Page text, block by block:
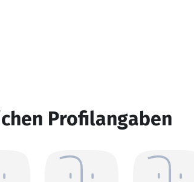
Profilangaben